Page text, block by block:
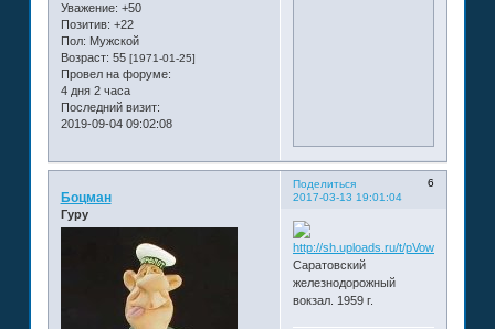
Уважение: +50
Позитив: +22
Пол: Мужской
Возраст: 55 [1971-01-25]
Провел на форуме:
4 дня 2 часа
Последний визит:
2019-09-04 09:02:08
Поделиться
6
2017-03-13 19:01:04
Боцман
Гуру
Саратовский
железнодорожный
вокзал. 1959 г.